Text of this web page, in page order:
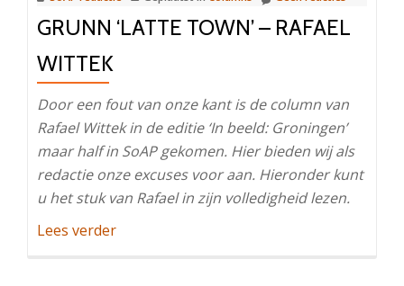
GRUNN ‘LATTE TOWN’ – RAFAEL
WITTEK
Door een fout van onze kant is de column van
Rafael Wittek in de editie ‘In beeld: Groningen’
maar half in SoAP gekomen. Hier bieden wij als
redactie onze excuses voor aan. Hieronder kunt
u het stuk van Rafael in zijn volledigheid lezen.
Lees verderOverGrunn